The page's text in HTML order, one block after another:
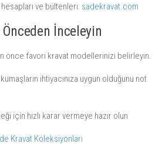
ve bültenleri: sadekravat.com
İnceleyin
önce favori kravat modellerinizi belirleyin.
ihtiyacınıza uygun olduğunu not
için hızlı karar vermeye hazır olun
Kravat Koleksiyonları